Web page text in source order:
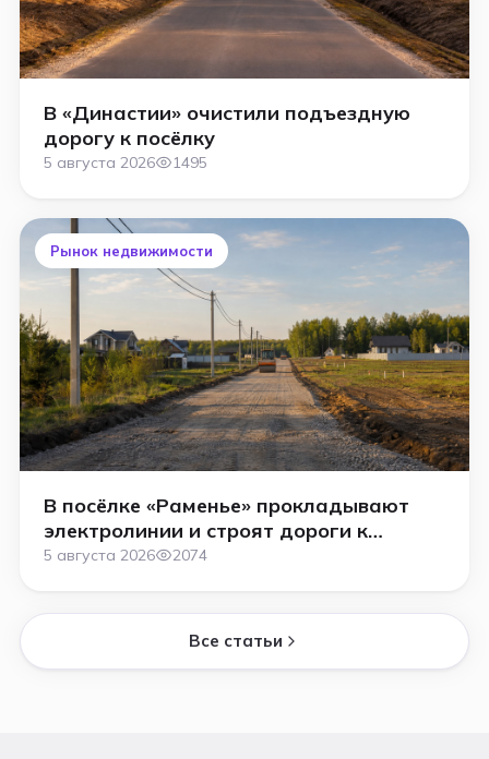
В «Династии» очистили подъездную
дорогу к посёлку
5 августа 2026 1495
Рынок недвижимости
В посёлке «Раменье» прокладывают
электролинии и строят дороги к
участкам
5 августа 2026 2074
Все статьи